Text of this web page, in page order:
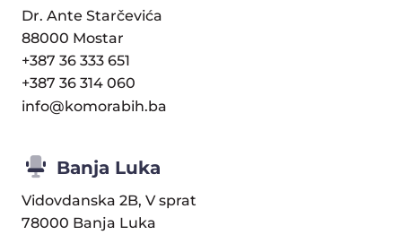
Dr. Ante Starčevića
88000 Mostar
+387 36 333 651
+387 36 314 060
info@komorabih.ba
Banja Luka
Vidovdanska 2B, V sprat
78000 Banja Luka